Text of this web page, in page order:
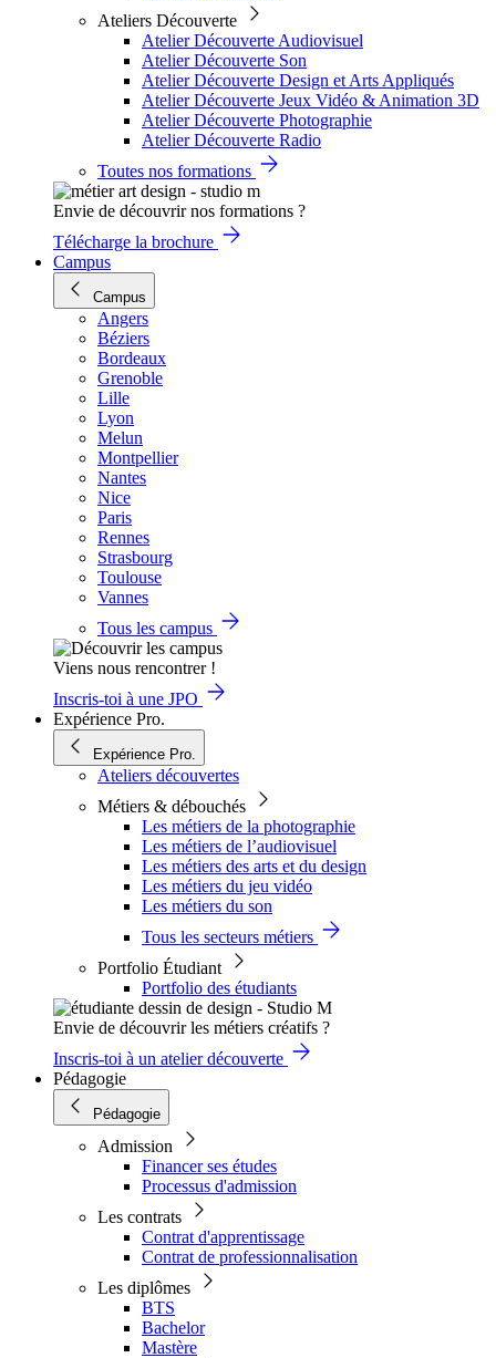
Ateliers Découverte
Atelier Découverte Audiovisuel
Atelier Découverte Son
Atelier Découverte Design et Arts Appliqués
Atelier Découverte Jeux Vidéo & Animation 3D
Atelier Découverte Photographie
Atelier Découverte Radio
Toutes nos formations
Envie de découvrir nos formations ?
Télécharge la brochure
Campus
Campus
Angers
Béziers
Bordeaux
Grenoble
Lille
Lyon
Melun
Montpellier
Nantes
Nice
Paris
Rennes
Strasbourg
Toulouse
Vannes
Tous les campus
Viens nous rencontrer !
Inscris-toi à une JPO
Expérience Pro.
Expérience Pro.
Ateliers découvertes
Métiers & débouchés
Les métiers de la photographie
Les métiers de l’audiovisuel
Les métiers des arts et du design
Les métiers du jeu vidéo
Les métiers du son
Tous les secteurs métiers
Portfolio Étudiant
Portfolio des étudiants
Envie de découvrir les métiers créatifs ?
Inscris-toi à un atelier découverte
Pédagogie
Pédagogie
Admission
Financer ses études
Processus d'admission
Les contrats
Contrat d'apprentissage
Contrat de professionnalisation
Les diplômes
BTS
Bachelor
Mastère